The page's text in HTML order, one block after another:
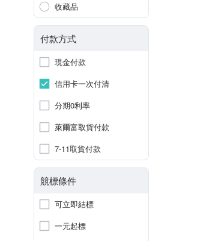
收藏品
付款方式
現金付款
信用卡一次付清
分期0利率
萊爾富取貨付款
7-11取貨付款
競標條件
可立即結標
一元起標